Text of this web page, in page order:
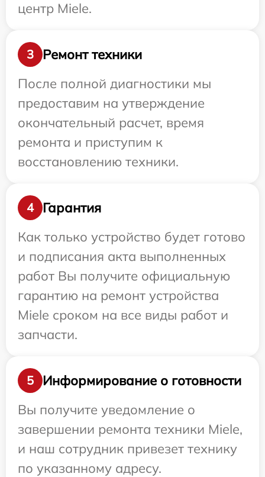
центр Miele.
3
Ремонт техники
После полной диагностики мы
предоставим на утверждение
окончательный расчет, время
ремонта и приступим к
восстановлению техники.
4
Гарантия
Как только устройство будет готово
и подписания акта выполненных
работ Вы получите официальную
гарантию на ремонт устройства
Miele сроком на все виды работ и
запчасти.
5
Информирование о готовности
Вы получите уведомление о
завершении ремонта техники Miele,
и наш сотрудник привезет технику
по указанному адресу.